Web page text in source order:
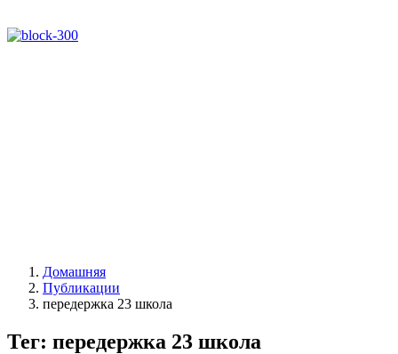
Домашняя
Публикации
передержка 23 школа
Тег: передержка 23 школа